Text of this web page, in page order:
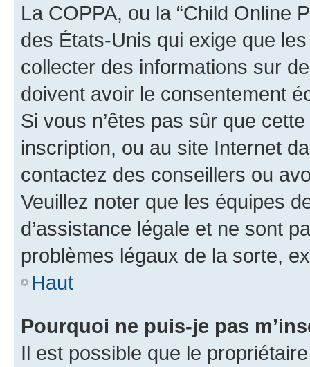
La COPPA, ou la “Child Online
des États-Unis qui exige que
collecter des informations sur
doivent avoir le consentement
Si vous n’êtes pas sûr que
inscription, ou au site Internet
contactez des conseillers ou
Veuillez noter que les équipes
d’assistance légale et ne sont
problèmes légaux de la sorte,
Haut
Pourquoi ne puis-je pas
Il est possible que le